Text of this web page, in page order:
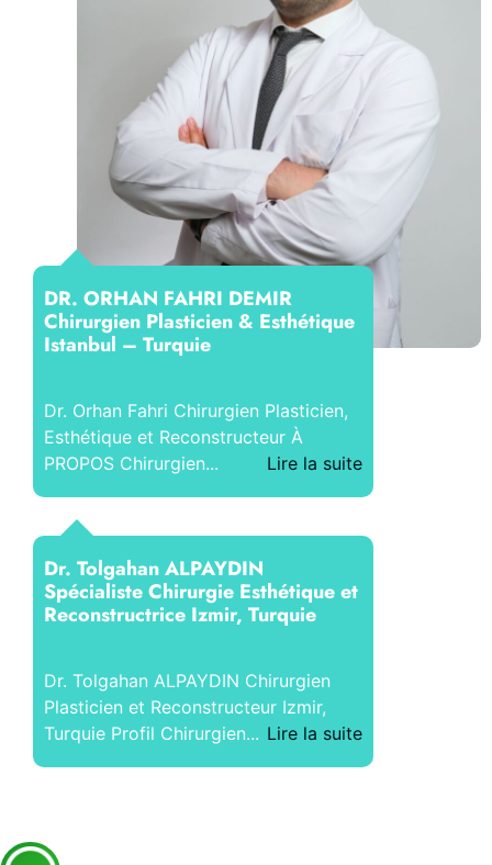
DR. ORHAN FAHRI DEMIR
Chirurgien Plasticien & Esthétique
Istanbul – Turquie
Dr. Orhan Fahri Chirurgien Plasticien,
Esthétique et Reconstructeur À
PROPOS Chirurgien...
Lire la suite
Dr. Tolgahan ALPAYDIN
Spécialiste Chirurgie Esthétique et
Reconstructrice Izmir, Turquie
Dr. Tolgahan ALPAYDIN Chirurgien
Plasticien et Reconstructeur Izmir,
Turquie Profil Chirurgien... Lire la suite